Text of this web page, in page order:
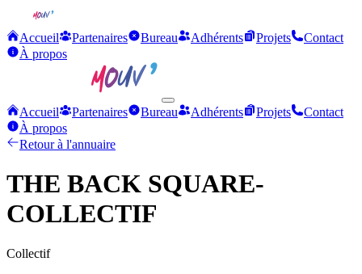
Accueil Partenaires Bureau Adhérents Projets
Contact
À propos
Accueil Partenaires Bureau Adhérents Projets
Contact
À propos
Retour à l'annuaire
THE BACK SQUARE-
COLLECTIF
Collectif